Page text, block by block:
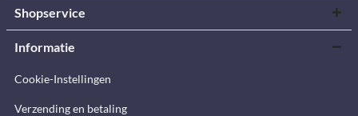
Shopservice
Informatie
Cookie-Instellingen
Verzending en betaling